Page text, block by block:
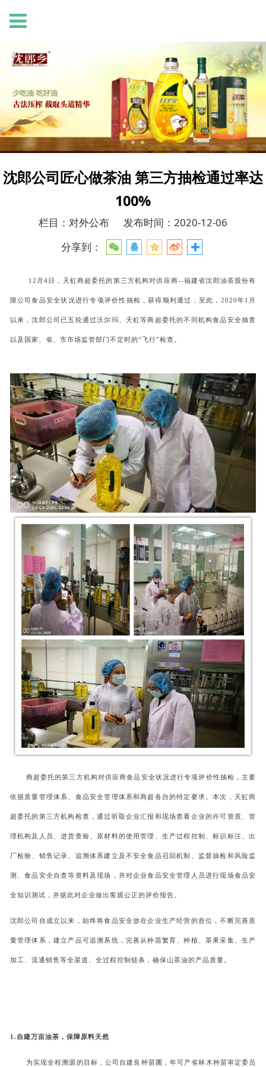
沈郎公司匠心做茶油 第三方抽检通过率达
100%
栏目：对外公布
发布时间：2020-12-06
分享到：
12月4日，天虹商超委托的第三方机构对供应商--福建省沈郎油茶股份有
限公司食品安全状况进行专项评价性抽检，获得顺利通过，至此，2020年1月
以来，沈郎公司已五轮通过沃尔玛、天虹等商超委托的不同机构食品安全抽查
以及国家、省、市市场监管部门不定时的“飞行”检查。
商超委托的第三方机构对供应商食品安全状况进行专项评价性抽检，主要
依据质量管理体系、食品安全管理体系和商超各自的特定要求。本次，天虹商
超委托的第三方机构检查，通过听取企业汇报和现场查看企业的许可资质、管
理机构及人员、进货查验、原材料的使用管理、生产过程控制、标识标注、出
厂检验、销售记录、追溯体系建立及不安全食品召回机制、监督抽检和风险监
测、食品安全自查等资料及现场，并对企业食品安全管理人员进行现场食品安
全知识测试，并据此对企业做出客观公正的评价报告。
沈郎公司自成立以来，始终将食品安全放在企业生产经营的首位，不断完善质
量管理体系，建立产品可追溯系统，完善从种苗繁育、种植、茶果采集、生产
加工、流通销售等全渠道、全过程控制链条，确保山茶油的产品质量。
1.自建万亩油茶，保障原料天然
为实现全程溯源的目标，公司自建良种苗圃，年可产省林木种苗审定委员